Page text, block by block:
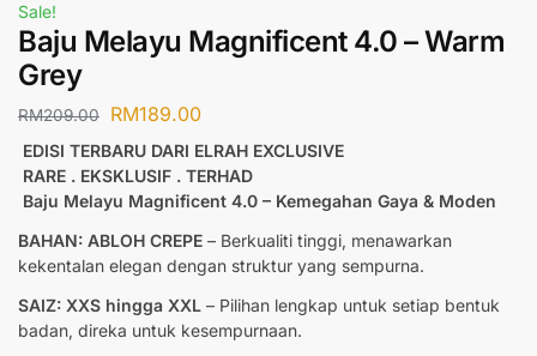
Sale!
Baju Melayu Magnificent 4.0 – Warm
Grey
RM209.00 RM189.00
EDISI TERBARU DARI ELRAH EXCLUSIVE
RARE . EKSKLUSIF . TERHAD
Baju Melayu Magnificent 4.0 – Kemegahan Gaya & Moden
BAHAN: ABLOH CREPE – Berkualiti tinggi, menawarkan
kekentalan elegan dengan struktur yang sempurna.
SAIZ: XXS hingga XXL – Pilihan lengkap untuk setiap bentuk
badan, direka untuk kesempurnaan.